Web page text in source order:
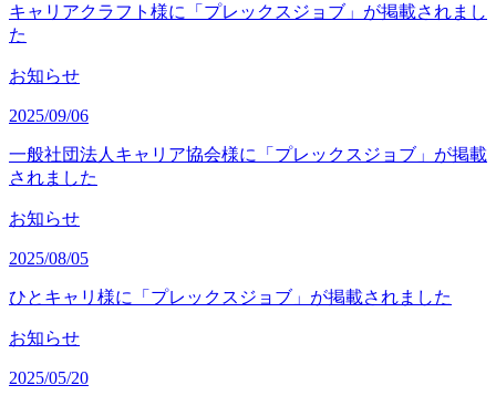
キャリアクラフト様に「プレックスジョブ」が掲載されまし
た
お知らせ
2025/09/06
一般社団法人キャリア協会様に「プレックスジョブ」が掲載
されました
お知らせ
2025/08/05
ひとキャリ様に「プレックスジョブ」が掲載されました
お知らせ
2025/05/20